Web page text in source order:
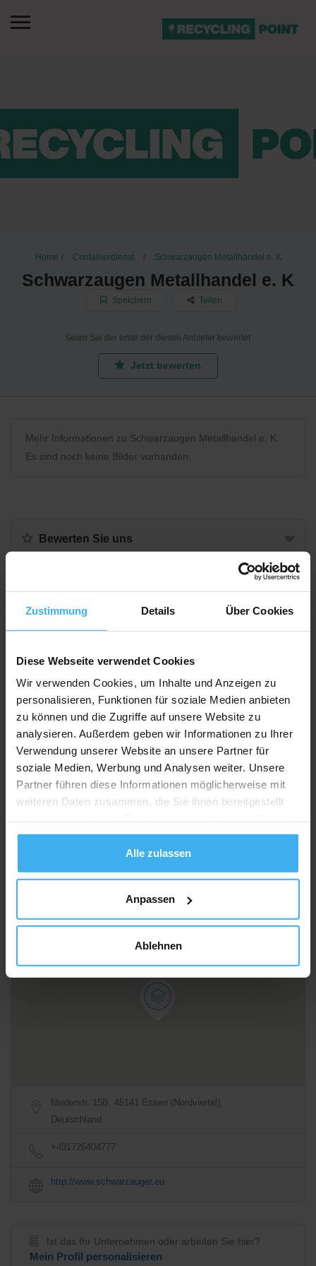
Zustimmung Details Über Cookies
Diese Webseite verwendet Cookies
Wir verwenden Cookies, um Inhalte und Anzeigen zu
personalisieren, Funktionen für soziale Medien anbieten
zu können und die Zugriffe auf unsere Website zu
analysieren. Außerdem geben wir Informationen zu Ihrer
Verwendung unserer Website an unsere Partner für
soziale Medien, Werbung und Analysen weiter. Unsere
Partner führen diese Informationen möglicherweise mit
weiteren Daten zusammen, die Sie ihnen bereitgestellt
gesammelt haben.
Alle zulassen
Anpassen
Ablehnen
Home Containerdienst Schwarzaugen Metallhandel e. K
Schwarzaugen Metallhandel e. K
Speichern Teilen
Seien Sie der erste der diesen Anbieter bewertet
Jetzt bewerten
Mehr Informationen zu Schwarzaugen Metallhandel e. K
Es sind noch keine Bilder vorhanden.
Bewerten Sie uns
Anfahrtsbeschreibung
Niederstr. 15B, 45141 Essen (Nordviertel),
Deutschland
+491726404777
http://www.schwarzauger.eu
Ist das Ihr Unternehmen oder arbeiten Sie hier?
Mein Profil personalisieren